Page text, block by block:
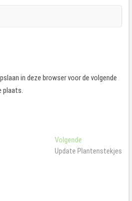
in deze browser voor de volgende
plaats.
Volgende
bericht:
Update Plantenstekjes